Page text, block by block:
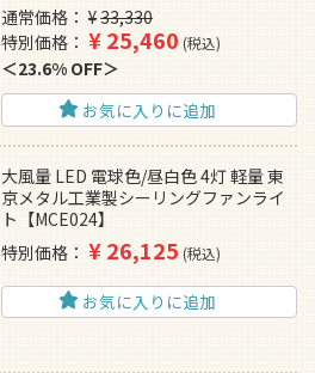
通常価格
¥33,330
特別価格
¥25,460 税込
23.6% OFF
お気に入りに追加
大風量 LED 電球色/昼白色 4灯 軽量 東
京メタル工業製シーリングファンライ
ト【MCE024】
特別価格
¥26,125 税込
お気に入りに追加